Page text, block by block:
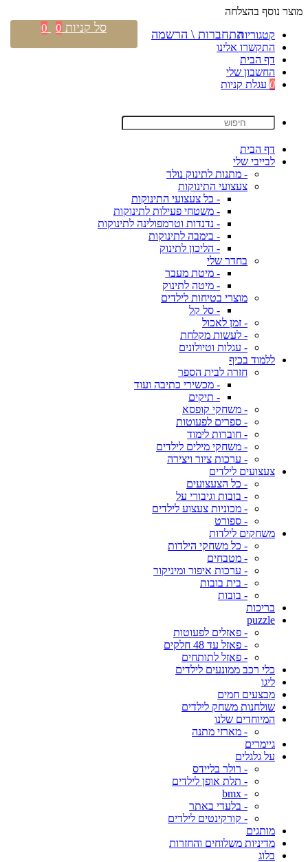
מוצר נוסף בהצלחה
קטגוריות
התקשרו אלינו
דף הבית
החשבון שלי
0 עגלת קניות
דף הבית
לבייבי שלי
- מתנות לתינוק נולד
צעצועי התינוקות
- כל צעצועי התינוקות
- משטחי פעילות לתינוקות
- נדנדות וטרמפולינה לתינוקות
- בימבה לתינוקות
- הליכון לתינוק
בחדר שלי
- מיטת מעבר
- מיטה לתינוק
מוצרי בטיחות לילדים
- סל קל
- זמן לאכול
- לעשות מקלחת
- עגלות וטיולונים
ללמוד בכיף
חזרה לבית הספר
- מכשירי כתיבה ועוד
- תיקים
- משחקי קופסא
- ספרים לפעוטות
- חוברות לימוד
- משחקי מילים לילדים
- ערכות ציור ויצירה
צעצועים לילדים
- כל הצעצועים
- בובות וגיבורי על
- מכוניות צעצוע לילדים
- ספורט
משחקים לילדות
- כל משחקי הילדות
- מטבחים
- ערכות איפור ומיניקור
- בית בובות
- בובות
בריכות
puzzle
- פאזלים לפעוטות
- פאזל עד 48 חלקים
- פאזל לתותחים
כלי רכב ממונעים לילדים
ליגו
מבצעים חמים
שולחנות משחק לילדים
המיוחדים שלנו
- מארזי מתנה
גיימרים
על גלגלים
- רולר בליידס
- תלת אופן לילדים
- bmx
- בלעדי באתר
- קורקינטים לילדים
מותגים
מדיניות משלוחים והחזרות
בלוג
התחברות \ הרשמה סל קניות 0
0